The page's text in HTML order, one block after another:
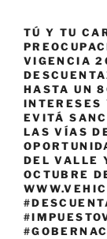
TÚ Y TU
VIGENCIA
HASTA UN
INTERESES
EVITÁ
LAS VÍAS
DEL VALLE
OCTUBRE